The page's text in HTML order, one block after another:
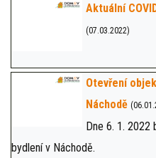
Aktuální
(07.03.2022)
Otevření
Náchodě
Dne 6. 1. 2022
bydlení v Náchodě.